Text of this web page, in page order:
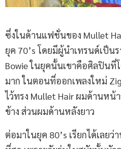
ซึ่งในด้านแฟชั่นของ Mullet
ยุค 70’s โดยมีผู้นำเทรนด์เป็น
Bowie ในยุคนั้นเขาคือศิลปินที่
มาก ในตอนที่ออกเพลงใหม่
ไว้ทรง Mullet Hair ผมด้านหน้
ข้าง ส่วนผมด้านหลังยาว
ต่อมาในยุค 80’s เรียกได้เลย